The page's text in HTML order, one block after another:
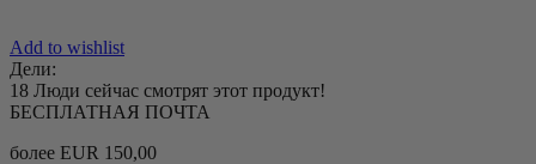
Add to wishlist
Дели:
18 Люди сейчас смотрят этот продукт!
БЕСПЛАТНАЯ ПОЧТА
более EUR 150,00